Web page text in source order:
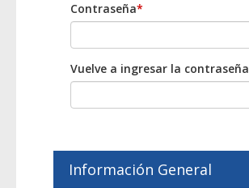
Contraseña*
Vuelve a ingresar la contraseña
Información General